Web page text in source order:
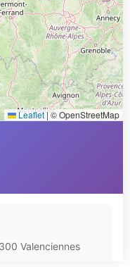
Leaflet |© OpenStreetMap
Valenciennes